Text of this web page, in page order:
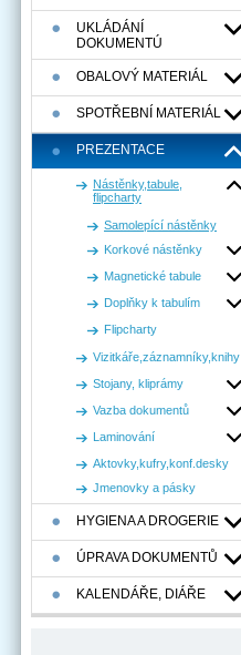
UKLÁDÁNÍ
DOKUMENTÚ
OBALOVÝ MATERIÁL
SPOTŘEBNÍ MATERIÁL
PREZENTACE
Nástěnky,tabule,
flipcharty
Samolepící nástěnky
Korkové nástěnky
Magnetické tabule
Doplňky k tabulím
Flipcharty
Vizitkáře,záznamníky,knihy
Stojany, kliprámy
Vazba dokumentů
Laminování
Aktovky,kufry,konf.desky
Jmenovky a pásky
HYGIENA A DROGERIE
ÚPRAVA DOKUMENTŮ
KALENDÁŘE, DIÁŘE